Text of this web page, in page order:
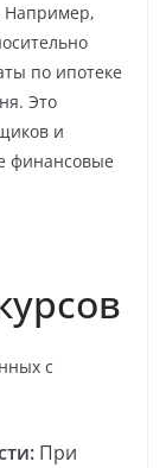
Например,
по ипотеке
Это
и
финансовые
с
При